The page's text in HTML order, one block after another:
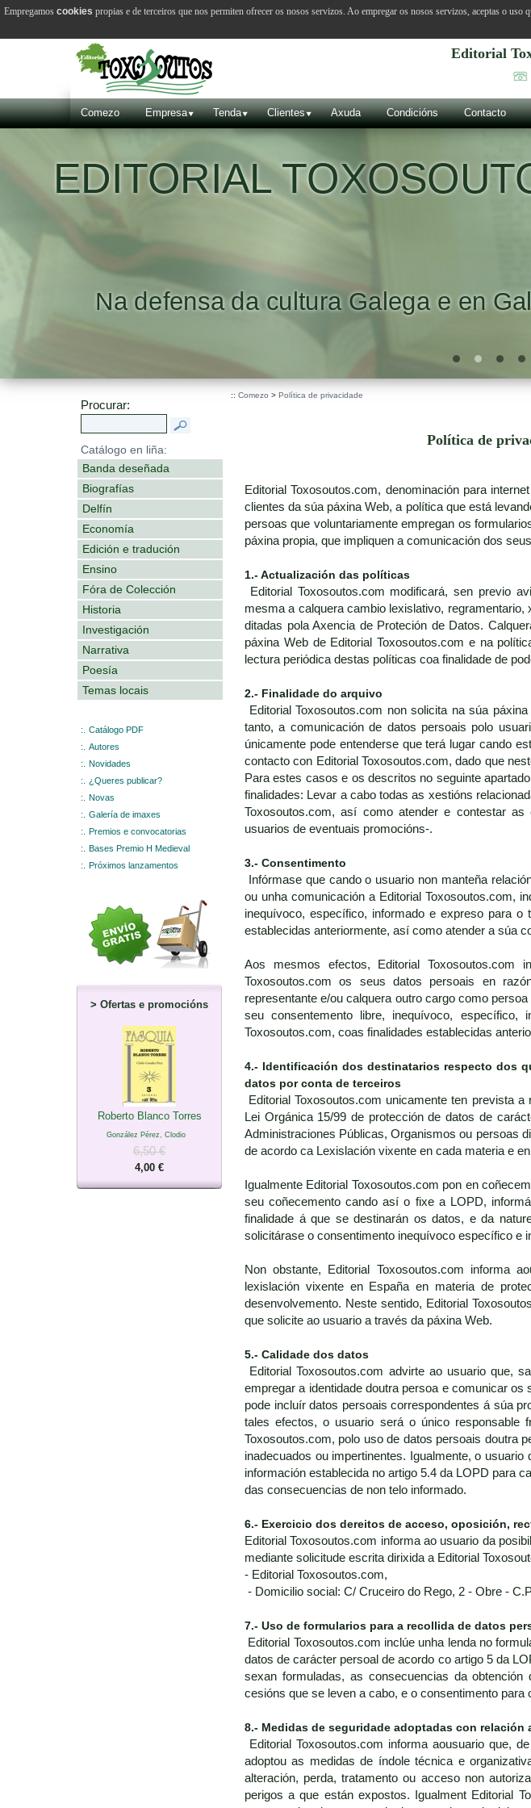
Editorial
Comezo Empresa Tenda Clientes Axuda Condicións Contacto
EDITORIAL
Na defensa da cultura Galega e en
Procurar:
Catálogo en liña:
Banda deseñada
Biografías
Delfín
Economía
Edición e tradución
Ensino
Fóra de Colección
Historia
Investigación
Narrativa
Poesía
Temas locais
:.
Catálogo PDF
:.
Autores
:.
Novidades
:.
¿Queres publicar?
:.
Novas
:.
Galería de imaxes
:.
Premios e convocatorias
:.
Bases Premio H Medieval
:.
Próximos lanzamentos
> Ofertas e promocións
Roberto Blanco Torres
González Pérez, Clodio
6,50 €
4,00 €
:: Comezo > Política de privacidade
Política de
Editorial Toxosoutos.com, denominación para
clientes da súa páxina Web, a política que está
persoas que voluntariamente empregan os
páxina propia, que impliquen a comunicación dos
1.- Actualización das políticas
Editorial Toxosoutos.com modificará, sen previo
mesma a calquera cambio lexislativo,
ditadas pola Axencia de Proteción de Datos.
páxina Web de Editorial Toxosoutos.com e na
lectura periódica destas políticas coa finalidade de
2.- Finalidade do arquivo
Editorial Toxosoutos.com non solicita na súa
tanto, a comunicación de datos persoais polo
únicamente pode entenderse que terá lugar cando
contacto con Editorial Toxosoutos.com, dado que
Para estes casos e os descritos no seguinte
finalidades: Levar a cabo todas as xestións
Toxosoutos.com, así como atender e contestar
usuarios de eventuais promocións-.
3.- Consentimento
Infórmase que cando o usuario non manteña
ou unha comunicación a Editorial Toxosoutos.com,
inequívoco, específico, informado e expreso para
establecidas anteriormente, así como atender a súa
Aos mesmos efectos, Editorial
Toxosoutos.com os seus datos persoais en
representante e/ou calquera outro cargo como
seu consentemento libre, inequívoco,
Toxosoutos.com, coas finalidades establecidas
4.- Identificación dos destinatarios respecto dos
datos por conta de terceiros
Editorial Toxosoutos.com unicamente ten prevista
Lei Orgánica 15/99 de protección de datos de
Administraciones Públicas, Organismos ou persoas
de acordo ca Lexislación vixente en cada materia e
Igualmente Editorial Toxosoutos.com pon en
seu coñecemento cando así o fixe a LOPD,
finalidade á que se destinarán os datos, e da
solicitárase o consentimento inequívoco específico e
Non obstante, Editorial Toxosoutos.com informa
lexislación vixente en España en materia de
desenvolvemento. Neste sentido, Editorial
que solicite ao usuario a través da páxina Web.
5.- Calidade dos datos
Editorial Toxosoutos.com advirte ao usuario que,
empregar a identidade doutra persoa e comunicar
pode incluír datos persoais correspondentes á súa
tales efectos, o usuario será o único responsable
Toxosoutos.com, polo uso de datos persoais doutra
inadecuados ou impertinentes. Igualmente, o
información establecida no artigo 5.4 da LOPD para
das consecuencias de non telo informado.
6.- Exercicio dos dereitos de acceso, oposición,
Editorial Toxosoutos.com informa ao usuario da
mediante solicitude escrita dirixida a Editorial
- Editorial Toxosoutos.com,
- Domicilio social: C/ Cruceiro do Rego, 2 - Obre -
7.- Uso de formularios para a recollida de datos
Editorial Toxosoutos.com inclúe unha lenda no
datos de carácter persoal de acordo co artigo 5 da
sexan formuladas, as consecuencias da
cesións que se leven a cabo, e o consentimento
8.- Medidas de seguridade adoptadas con
Editorial Toxosoutos.com informa aousuario que,
adoptou as medidas de índole técnica e
alteración, perda, tratamento ou acceso non
perigos a que están expostos. Igualment Editorial
Empregamos cookies propias e de terceiros que nos permiten ofrecer os nosos servizos. Ao empregar os nosos servizos, aceptas o uso